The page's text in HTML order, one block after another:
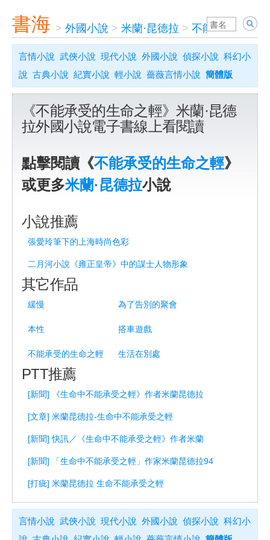
書海 > 外國小說 > 米蘭·昆德拉 > 不能承受的生命
言情小說 武俠小說 現代小說 外國小說 偵探小說 科幻小
說 古典小說 紀實小說 輕小說 薔薇言情小說 簡體版
《不能承受的生命之輕》米蘭·昆德
拉外國小說電子書線上看閱讀
點擊閱讀《不能承受的生命之輕》
或更多米蘭·昆德拉小說
小說推薦
張愛玲筆下的上海時尚色彩
二月河小說《雍正皇帝》中的謀士人物形象
其它作品
緩慢 為了告別的聚會
本性 搭車遊戲
不能承受的生命之輕 生活在別處
PTT推薦
[新聞] 《生命中不能承受之輕》作者米蘭昆德拉
[文章] 米蘭昆德拉-生命中不能承受之輕
[新聞] 快訊／《生命中不能承受之輕》作者米蘭
[新聞] 「生命中不能承受之輕」作家米蘭昆德拉94
[打疵] 米蘭昆德拉 生命不能承受之輕
言情小說 武俠小說 現代小說 外國小說 偵探小說 科幻小